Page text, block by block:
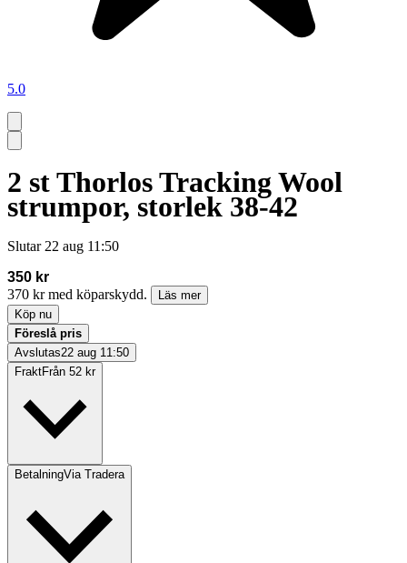
5.0
2 st Thorlos Tracking Wool
strumpor, storlek 38-42
Slutar 22 aug 11:50
350 kr
370 kr med köparskydd.
Läs mer
Köp nu
Föreslå pris
Avslutas22 aug 11:50
FraktFrån 52 kr
BetalningVia Tradera